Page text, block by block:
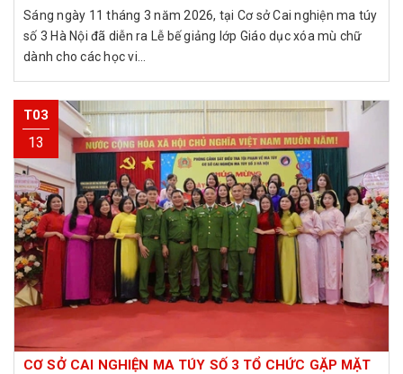
NỘI
Sáng ngày 11 tháng 3 năm 2026, tại Cơ sở Cai nghiện ma túy
số 3 Hà Nội đã diễn ra Lễ bế giảng lớp Giáo dục xóa mù chữ
dành cho các học vi...
T03
13
CƠ SỞ CAI NGHIỆN MA TÚY SỐ 3 TỔ CHỨC GẶP MẶT